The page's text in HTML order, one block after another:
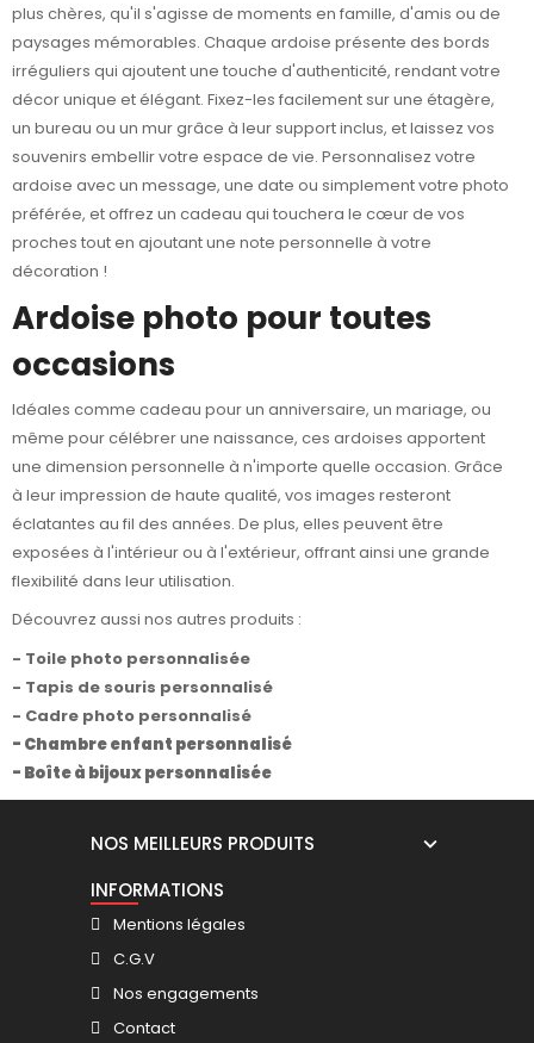
plus chères, qu'il s'agisse de moments en famille, d'amis ou de
paysages mémorables. Chaque ardoise présente des bords
irréguliers qui ajoutent une touche d'authenticité, rendant votre
décor unique et élégant. Fixez-les facilement sur une étagère,
un bureau ou un mur grâce à leur support inclus, et laissez vos
souvenirs embellir votre espace de vie. Personnalisez votre
ardoise avec un message, une date ou simplement votre photo
préférée, et offrez un cadeau qui touchera le cœur de vos
proches tout en ajoutant une note personnelle à votre
décoration !
Ardoise photo pour toutes
occasions
Idéales comme cadeau pour un anniversaire, un mariage, ou
même pour célébrer une naissance, ces ardoises apportent
une dimension personnelle à n'importe quelle occasion. Grâce
à leur impression de haute qualité, vos images resteront
éclatantes au fil des années. De plus, elles peuvent être
exposées à l'intérieur ou à l'extérieur, offrant ainsi une grande
flexibilité dans leur utilisation.
Découvrez aussi nos autres produits :
- Toile photo personnalisée
- Tapis de souris personnalisé
- Cadre photo personnalisé
- Chambre enfant personnalisé
- Boîte à bijoux personnalisée
NOS MEILLEURS PRODUITS
INFORMATIONS
Mentions légales
C.G.V
Nos engagements
Contact